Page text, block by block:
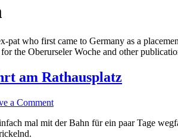
pat who first came to Germany as a
the Oberurseler Woche and other
am Rathausplatz
a Comment
mal mit der Bahn für ein paar Tage